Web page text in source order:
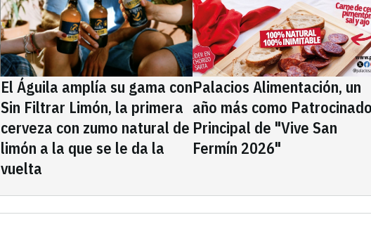
El Águila amplía su gama con
Sin Filtrar Limón, la primera
cerveza con zumo natural de
limón a la que se le da la
vuelta
Palacios Alimentación, un
año más como
Principal de "Vive San
Fermín 2026"